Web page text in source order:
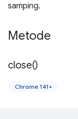
samping.
Metode
close()
Chrome 141+